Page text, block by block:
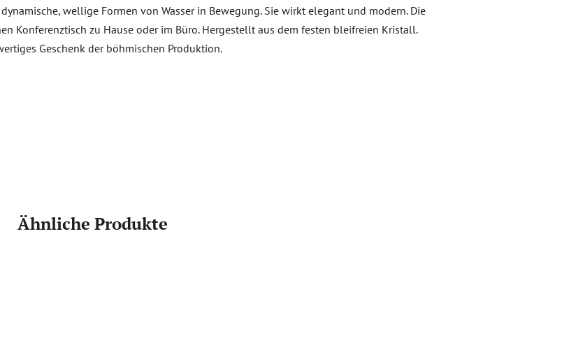
wellige Formen von Wasser in Bewegung. Sie wirkt elegant und modern. Die
Konferenztisch zu Hause oder im Büro. Hergestellt aus dem festen bleifreien Kristall.
Geschenk der böhmischen Produktion.
Ähnliche Produkte